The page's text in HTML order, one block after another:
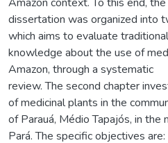
dissertation was organized into
which aims to evaluate traditional
knowledge about the use of
Amazon, through a systematic
review. The second chapter
of medicinal plants in the
of Parauá, Médio Tapajós, in the
Pará. The specific objectives are: